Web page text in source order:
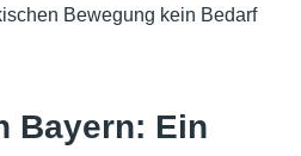
Bewegung kein Bedarf
Bayern: Ein